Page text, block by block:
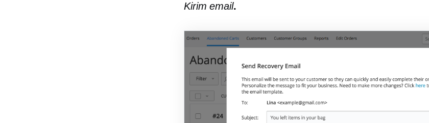
Kirim email.